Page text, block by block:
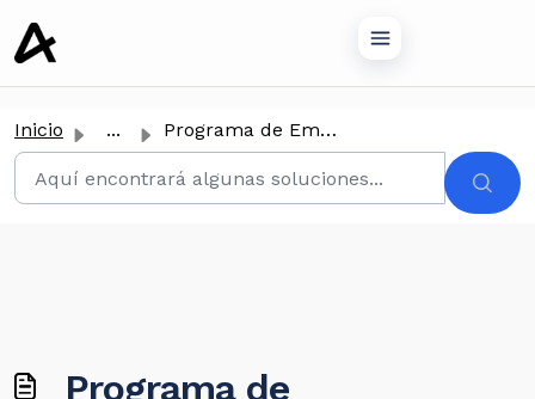
principal
Inicio ... Programa de Embajadores Airtm 2026
Programa de